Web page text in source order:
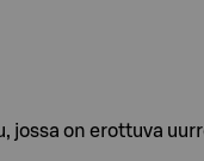
jossa on erottuva